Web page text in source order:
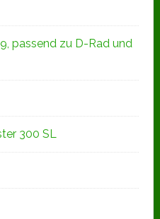
passend zu D-Rad und
300 SL